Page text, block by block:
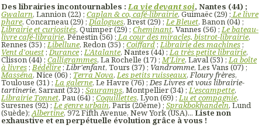
Des librairies incontournables :La vie devant soi, Nantes (44) ;
Gwalarn, Lannion (22) ; Caplan & co, café-librairie, Guimaëc (29) ;Le livre
phare, Concarneau (29) ;Dialogues, Brest (29) ;Le Bleuet, Banon (04) ;
Librairie et curiosités, Quimper (29) ; Cheminant, Vannes (56) ;Le bateau-
livre café-librairie, Pénestin (56) ;La cour des miracles, bistrot-librairie,
Rennes (35) ;Libellune, Redon (35) ;Coiffard;Librairie des machines;
Vent d'ouest;Durance;L'Atalante, Nantes (44) ;La très petite librairie,
Clisson (44) ;Calligrammes, La Rochelle (17) ;M'Lire, Laval (53) ;La boîte
à livres;Bédélire;Libr'enfant, Tours (37) ; Vandromme, Les Vans (07) ;
Masséna, Nice (06) ; Terra Nova,Les petits ruisseaux,Floury frères,
Toulouse (31) ;La galerne, Le Havre (76) ;Des Livres et vous librairie-
tartinerie, Sarrant (32) ;Sauramps, Montpellier (34) ;L'escampette,
Librairie Tonnet, Pau (64) ;Coquillettes, Lyon (69) ;Lu et compagnie,
Suresnes (92) ;Le genre urbain, Paris (20ème) ; Sprakbokhandeln, Lund
(Suède);Albertine, 972 Fifth Avenue, New York (USA)...Liste non
exhaustive et en perpétuelle évolution grâce à vous !